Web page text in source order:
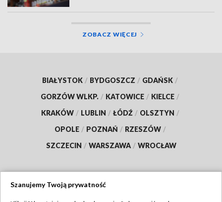
ZOBACZ WIĘCEJ
BIAŁYSTOK / BYDGOSZCZ / GDAŃSK /
GORZÓW WLKP. / KATOWICE / KIELCE /
KRAKÓW / LUBLIN / ŁÓDŹ / OLSZTYN /
OPOLE / POZNAŃ / RZESZÓW /
SZCZECIN / WARSZAWA / WROCŁAW
Szanujemy Twoją prywatność